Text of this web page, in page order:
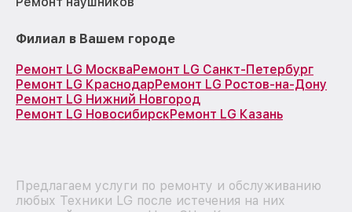
Филиал в Вашем городе
Ремонт LG МоскваРемонт LG Санкт-Петербург
Ремонт LG КраснодарРемонт LG Ростов-на-Дону
Ремонт LG Нижний Новгород
Ремонт LG НовосибирскРемонт LG Казань
Предлагаем услуги по ремонту и обслуживанию
любых Техники LG после истечения на них